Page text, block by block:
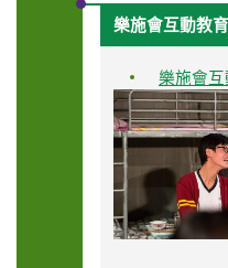
樂施會互動教
樂施會